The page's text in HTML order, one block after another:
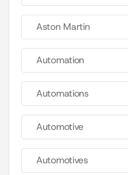
Aston Martin
Automation
Automations
Automotive
Automotives